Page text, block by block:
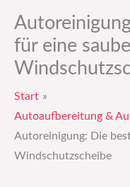
für eine
Start
Autoaufbereitung &
Autoreinigung: Die
Windschutzscheibe